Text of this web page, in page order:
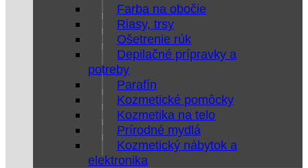
Farba na obočie
Riasy, trsy
Ošetrenie rúk
Depilačné prípravky a
potreby
Parafín
Kozmetické pomôcky
Kozmetika na telo
Prírodné mydlá
Kozmetický nábytok a
elektronika